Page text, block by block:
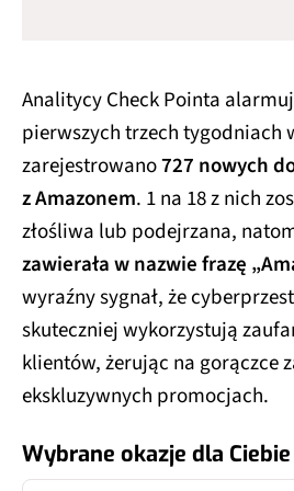
Analitycy Check Pointa
pierwszych trzech tygodniach
zarejestrowano727 nowych
z Amazonem. 1 na 18 z nich
złośliwa lub podejrzana,
zawierała w nazwie frazę
wyraźny sygnał, że
skuteczniej wykorzystują
klientów, żerując na gorączce
ekskluzywnych promocjach.
Wybrane okazje dla Ciebie